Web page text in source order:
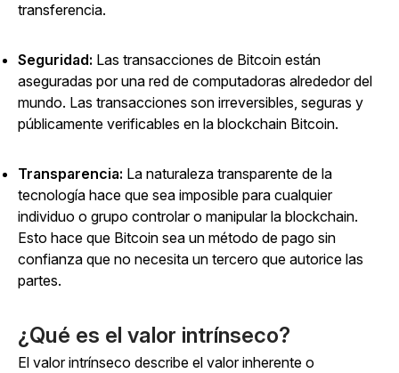
transferencia.
Seguridad: Las transacciones de Bitcoin están
aseguradas por una red de computadoras alrededor del
mundo. Las transacciones son irreversibles, seguras y
públicamente verificables en la blockchain Bitcoin.
Transparencia: La naturaleza transparente de la
tecnología hace que sea imposible para cualquier
individuo o grupo controlar o manipular la blockchain.
Esto hace que Bitcoin sea un método de pago sin
confianza que no necesita un tercero que autorice las
partes.
¿Qué es el valor intrínseco?
El valor intrínseco describe el valor inherente o